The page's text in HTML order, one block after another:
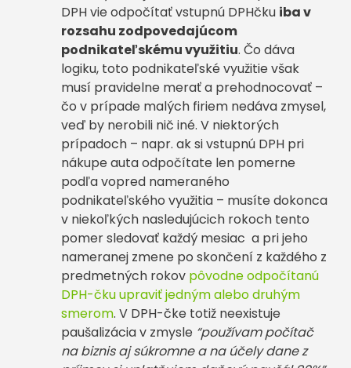
DPH vie odpočítať vstupnú DPHčku iba v
rozsahu zodpovedajúcom
podnikateľskému využitiu. Čo dáva
logiku, toto podnikateľské využitie však
musí pravidelne merať a prehodnocovať –
čo v prípade malých firiem nedáva zmysel,
veď by nerobili nič iné. V niektorých
prípadoch – napr. ak si vstupnú DPH pri
nákupe auta odpočítate len pomerne
podľa vopred nameraného
podnikateľského využitia – musíte dokonca
v niekoľkých nasledujúcich rokoch tento
pomer sledovať každý mesiac a pri jeho
nameranej zmene po skončení z každého z
predmetných rokov pôvodne odpočítanú
DPH-čku upraviť jedným alebo druhým
smerom. V DPH-čke totiž neexistuje
paušalizácia v zmysle “používam počítač
na biznis aj súkromne a na účely dane z